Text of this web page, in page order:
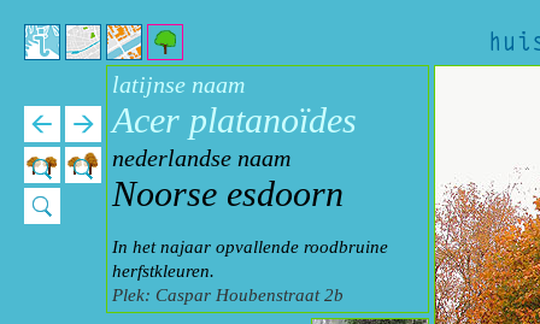
latijnse naam
Acer platanoïdes
nederlandse naam
Noorse esdoorn
In het najaar opvallende roodbruine
herfstkleuren.
Plek: Caspar Houbenstraat 2b